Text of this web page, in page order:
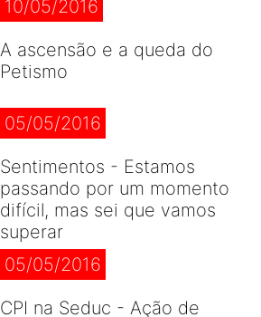
10/05/2016
A ascensão e a queda do
Petismo
05/05/2016
Sentimentos - Estamos
passando por um momento
difícil, mas sei que vamos
superar
05/05/2016
CPI na Seduc - Ação de